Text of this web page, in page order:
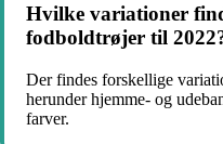
Hvilke variationer
fodboldtrøjer til
Der findes forskellige
herunder hjemme- og
farver.